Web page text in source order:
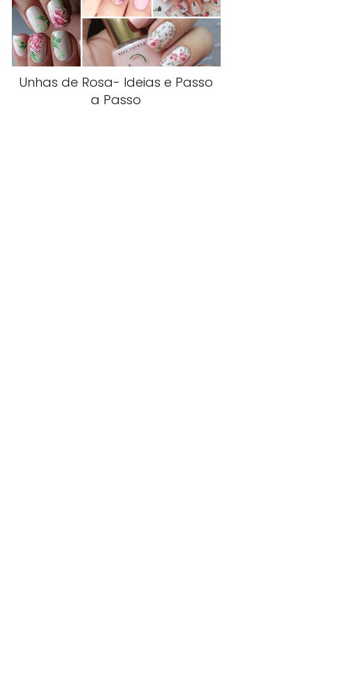
Unhas de Rosa- Ideias e Passo
a Passo